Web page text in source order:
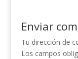
Enviar
Tu dirección de
Los campos